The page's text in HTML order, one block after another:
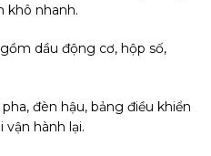
khô nhanh.
dầu động cơ, hộp số,
đèn hậu, bảng điều khiển
hành lại.